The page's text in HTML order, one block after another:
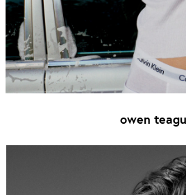
owen